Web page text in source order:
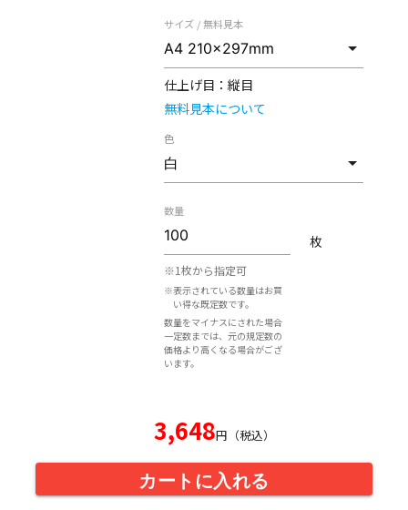
サイズ / 無料見本
仕上げ目： 縦目
無料見本について
色
数量
※1枚から指定可
※表示されている数量はお買
い得な既定数です。
数量をマイナスにされた場合
一定数までは、元の規定数の
価格より高くなる場合がござ
います。
枚
3,648円（税込）
カートに入れる